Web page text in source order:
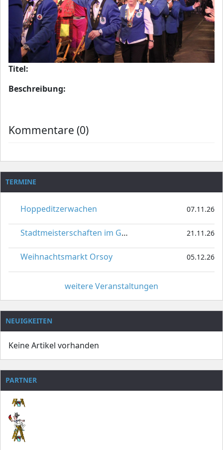
Titel:
Beschreibung:
Kommentare (0)
TERMINE
Hoppeditzerwachen 07.11.26
Stadtmeisterschaften im Gardetanz 21.11.26
Weihnachtsmarkt Orsoy 05.12.26
weitere Veranstaltungen
NEUIGKEITEN
Keine Artikel vorhanden
PARTNER